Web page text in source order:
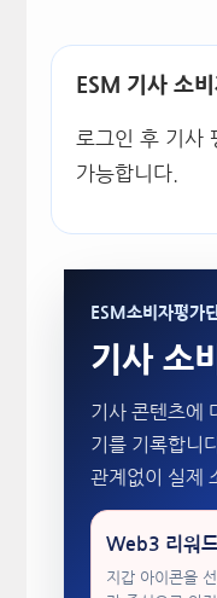
ESM 기사 소
로그인 후 기사
가능합니다.
ESM소비자평가
기사 소
기사 콘텐츠에
기를 기록합니
관계없이 실제
Web3 리워
지갑 아이콘을